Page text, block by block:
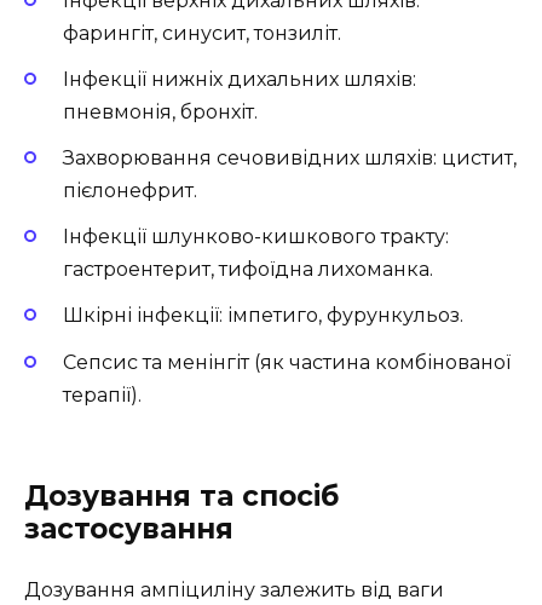
фарингіт, синусит, тонзиліт.
Інфекції нижніх дихальних шляхів:
пневмонія, бронхіт.
Захворювання сечовивідних шляхів: цистит,
пієлонефрит.
Інфекції шлунково-кишкового тракту:
гастроентерит, тифоїдна лихоманка.
Шкірні інфекції: імпетиго, фурункульоз.
Сепсис та менінгіт (як частина комбінованої
терапії).
Дозування та спосіб
застосування
Дозування ампіциліну залежить від ваги